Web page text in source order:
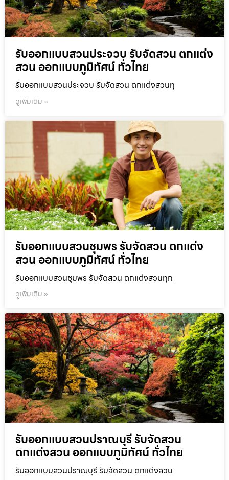
รับออกแบบสวนประจวบ รับจัดสวน ตกแต่ง
สวน ออกแบบภูมิทัศน์ ทั่วไทย
รับออกแบบสวนประจวบ รับจัดสวน ตกแต่งสวนทุ
ดูเพิ่มเติม »
รับออกแบบสวนชุมพร รับจัดสวน ตกแต่ง
สวน ออกแบบภูมิทัศน์ ทั่วไทย
รับออกแบบสวนชุมพร รับจัดสวน ตกแต่งสวนทุก
ดูเพิ่มเติม »
รับออกแบบสวนปราณบุรี รับจัดสวน
ตกแต่งสวน ออกแบบภูมิทัศน์ ทั่วไทย
รับออกแบบสวนปราณบุรี รับจัดสวน ตกแต่งสวน